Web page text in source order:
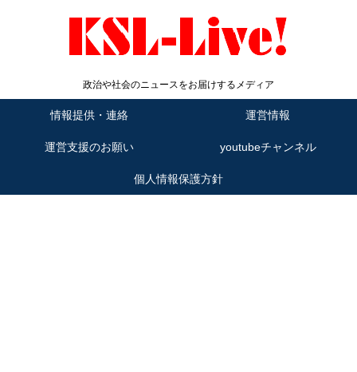
政治や社会のニュースをお届けするメディア
情報提供・連絡 運営情報
運営支援のお願い youtubeチャンネル
個人情報保護方針